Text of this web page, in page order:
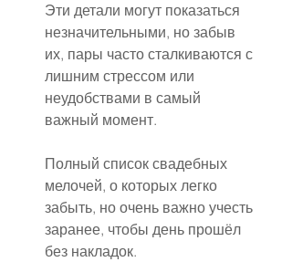
Эти детали могут показаться
незначительными, но забыв
их, пары часто сталкиваются с
лишним стрессом или
неудобствами в самый
важный момент.
Полный список свадебных
мелочей, о которых легко
забыть, но очень важно учесть
заранее, чтобы день прошёл
без накладок.